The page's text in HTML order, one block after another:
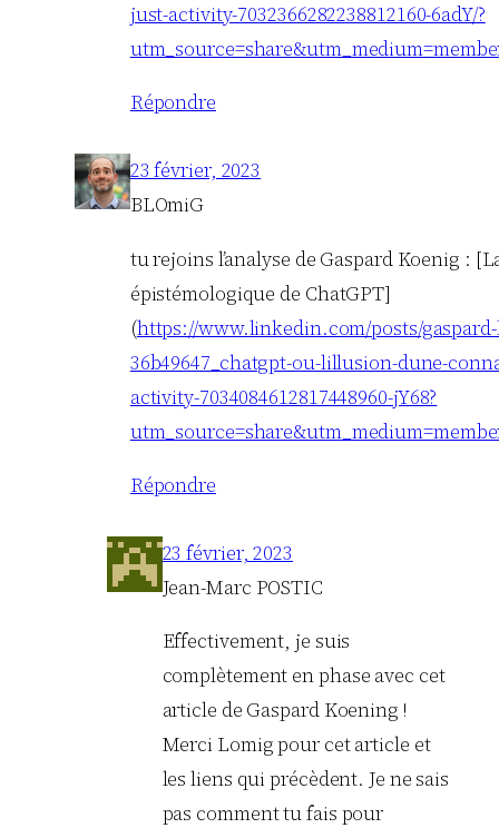
just-activity-7032366282238812160-6adY/?
Répondre
23 février, 2023
BLOmiG
tu rejoins l’analyse de Gaspard Koenig :
épistémologique de ChatGPT]
(https://www.linkedin.com/posts/
36b49647_chatgpt-ou-lillusion-dune-
activity-7034084612817448960-jY68?
Répondre
23 février, 2023
Jean-Marc POSTIC
Effectivement, je suis
complètement en phase avec cet
article de Gaspard Koening !
Merci Lomig pour cet article et
les liens qui précèdent. Je ne sais
pas comment tu fais pour